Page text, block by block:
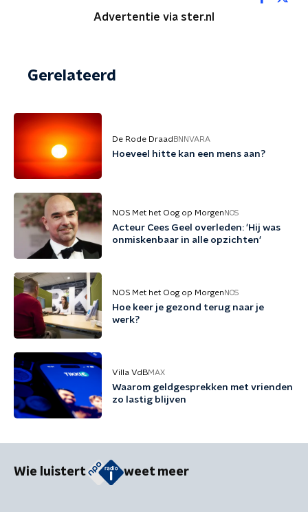
Advertentie via ster.nl
Gerelateerd
De Rode Draad BNNVARA
Hoeveel hitte kan een mens aan?
NOS Met het Oog op Morgen NOS
Acteur Cees Geel overleden: 'Hij was
onmiskenbaar in alle opzichten'
NOS Met het Oog op Morgen NOS
Hoe keer je gezond terug naar je
werk?
Villa VdBMAX
Waarom geldgesprekken met vrienden
zo lastig blijven
Wie luistert weet meer